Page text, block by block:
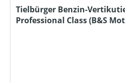
Tielbürger Benzin-
Professional Class (B&S